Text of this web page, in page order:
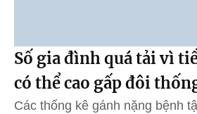
Số gia đình quá tải vì
có thể cao gấp đôi
Các thống kê gánh nặng bệnh